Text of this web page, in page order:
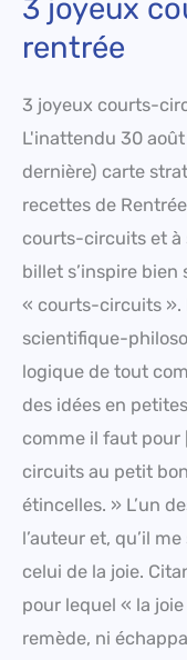
3 joyeux
rentrée
3 joyeux courts-
L'inattendu 30
dernière) carte
recettes de
courts-circuits et à
billet s’inspire bien
« courts-circuits ».
scientifique-
logique de tout
des idées en
comme il faut
circuits au petit
étincelles. » L’un
l’auteur et, qu’il
celui de la joie.
pour lequel « la
remède, ni